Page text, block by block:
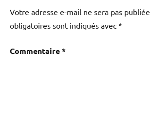
Votre adresse e-mail ne sera pas publiée.
obligatoires sont indiqués avec *
Commentaire*